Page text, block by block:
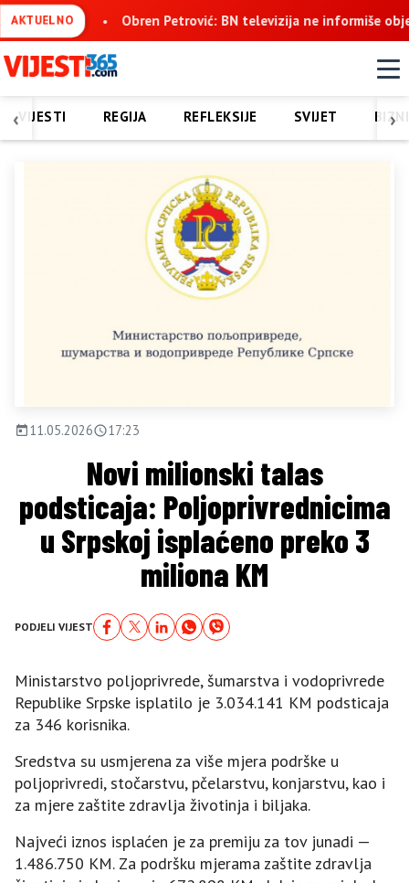
AKTUELNO
BN televizija ne informiše objektivno, već pokušava da
‹ ›
VIJESTI REGIJA REFLEKSIJE SVIJET
11.05.2026 17:23
Novi milionski talas
podsticaja: Poljoprivrednicima
u Srpskoj isplaćeno preko 3
miliona KM
PODJELI VIJEST
Ministarstvo poljoprivrede, šumarstva i vodoprivrede
Republike Srpske isplatilo je 3.034.141 KM podsticaja
za 346 korisnika.
Sredstva su usmjerena za više mjera podrške u
poljoprivredi, stočarstvu, pčelarstvu, konjarstvu, kao i
za mjere zaštite zdravlja životinja i biljaka.
Najveći iznos isplaćen je za premiju za tov junadi —
1.486.750 KM. Za podršku mjerama zaštite zdravlja